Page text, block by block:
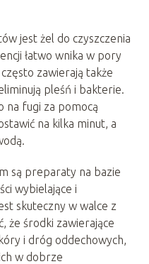
jest żel do czyszczenia
łatwo wnika w pory
zawierają także
pleśń i bakterie.
na fugi za pomocą
na kilka minut, a
są preparaty na bazie
wybielające i
skuteczny w walce z
że środki zawierające
i dróg oddechowych,
w dobrze